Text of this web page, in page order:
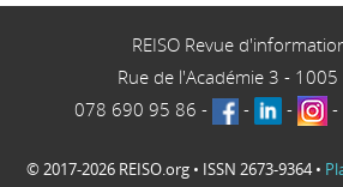
REISO Revue
Rue de l'Académie 3 - 1005
078 690 95 86 - - - -
© 2017-2026 REISO.org • ISSN 2673-9364 •